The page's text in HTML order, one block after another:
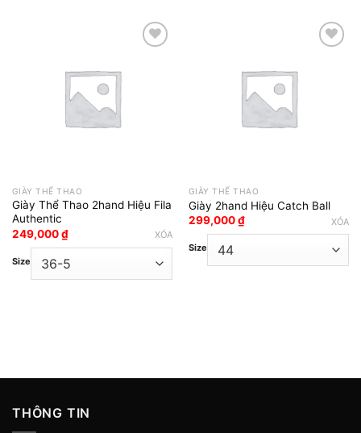
Add to wishlist
GIÀY THỂ THAO
Giày Thể Thao 2hand Hiệu Fila
Authentic
249,000₫
Size
XÓA
Add to wishlist
GIÀY THỂ THAO
Giày 2hand Hiệu Catch Ball
299,000₫
Size
XÓA
THÔNG TIN